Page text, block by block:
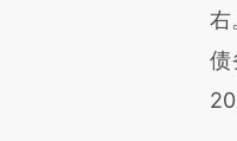
右
债